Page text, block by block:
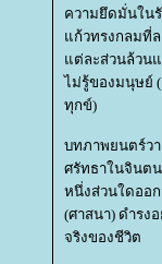
ความยึดมั่นใน
ก้วทรงกลมที่ล
ต่ละส่วนล้วนแ
ไม่รู้ของมนุษย์
ทุกข์)
บทภาพยนตร์ว
ศรัทธาในจินต
หนึ่งส่วนใดออ
(ศาสนา) ดำรง
จริงของชีวิต